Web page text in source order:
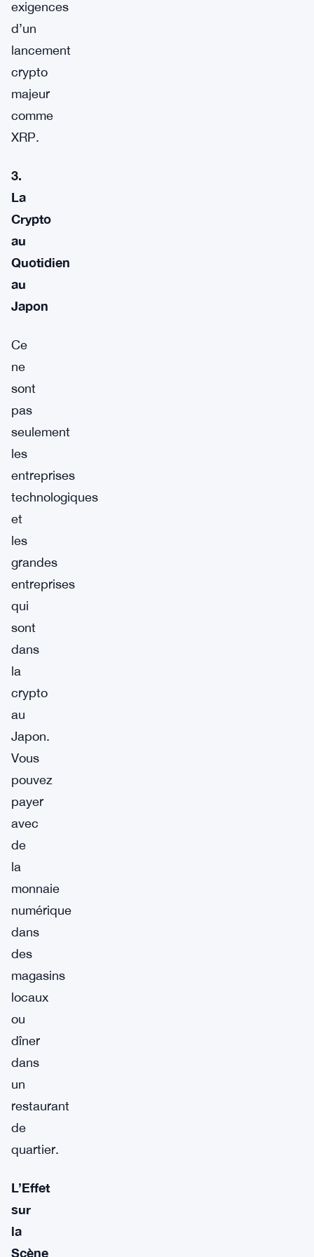
exigences
d’un
lancement
crypto
majeur
comme
XRP.
3.
La
Crypto
au
Quotidien
au
Japon
Ce
ne
sont
pas
seulement
les
entreprises
technologiques
et
les
grandes
entreprises
qui
sont
dans
la
crypto
au
Japon.
Vous
pouvez
payer
avec
de
la
monnaie
numérique
dans
des
magasins
locaux
ou
dîner
dans
un
restaurant
de
quartier.
L’Effet
sur
la
Scène